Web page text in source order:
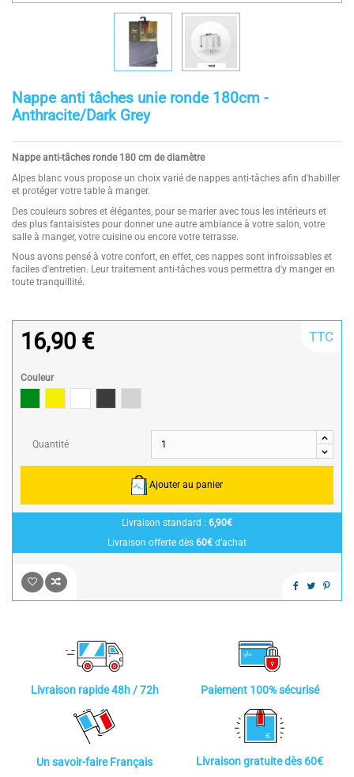
Nappe anti tâches unie ronde 180cm -
Anthracite/Dark Grey
Nappe anti-tâches ronde 180 cm de diamètre
Alpes blanc vous propose un choix varié de nappes anti-tâches afin d'habiller
et protéger votre table à manger.
Des couleurs sobres et élégantes, pour se marier avec tous les intérieurs et
des plus fantaisistes pour donner une autre ambiance à votre salon, votre
salle à manger, votre cuisine ou encore votre terrasse.
Nous avons pensé à votre confort, en effet, ces nappes sont infroissables et
faciles d'entretien. Leur traitement anti-tâches vous permettra d'y manger en
toute tranquillité.
16,90 € TTC
Couleur
Quantité
Ajouter au panier
Livraison standard : 6,90€
Livraison offerte dès 60€ d’achat
Livraison rapide 48h / 72h Paiement 100% sécurisé
Un savoir-faire Français Livraison gratuite dès 60€